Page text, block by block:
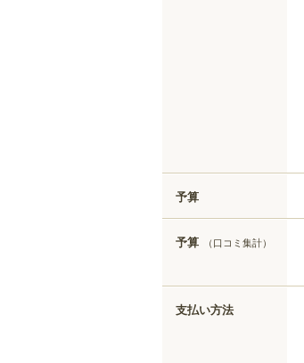
予算
予算 （口コミ集計）
支払い方法